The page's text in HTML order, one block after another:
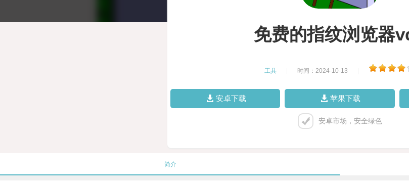
免费的指纹浏览器
工具 时间：2024-10-13
安卓下载 苹果下载
安卓市场，安全绿色
简介